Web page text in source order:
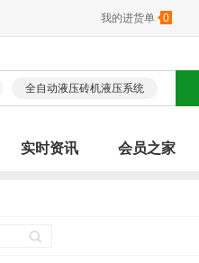
我的进货单 0
全自动液压砖机液压系统
实时资讯 会员之家